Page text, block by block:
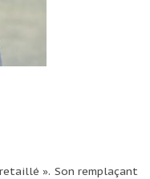
». Son remplaçant